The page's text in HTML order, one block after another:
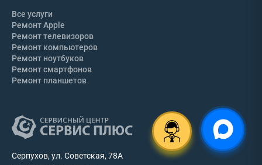
Серпухов, ул. Советская, 78А
Все услуги
Ремонт Apple
Ремонт телевизоров
Ремонт компьютеров
Ремонт ноутбуков
Ремонт смартфонов
Ремонт планшетов